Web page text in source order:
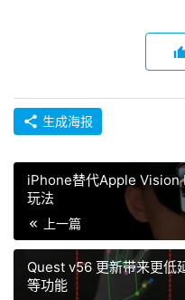
生成海报
iPhone替代Apple Vision
玩法
上一篇
Quest v56 更新带来更低
等功能